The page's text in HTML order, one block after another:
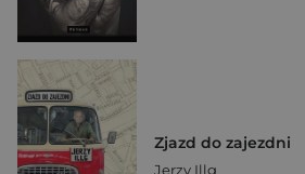
Zjazd do zajezdni
Jerzy Illg